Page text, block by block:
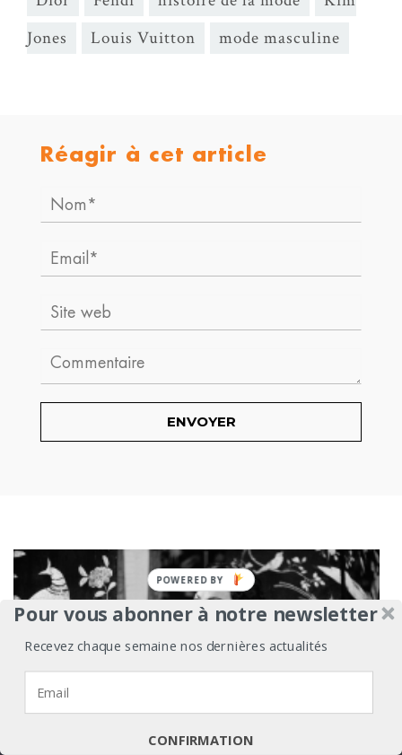
Jones
Louis Vuitton mode masculine
Réagir à cet article
Nom*
Email*
Site
web
Comment
Pour vous abonner à notre newsletter
Recevez chaque semaine nos dernières actualités
CONFIRMATION